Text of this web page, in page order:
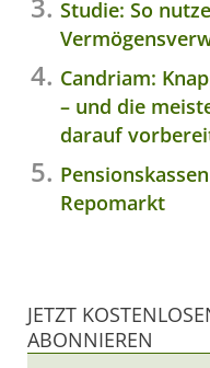
Studie: So
Candriam:
– und die
darauf
Repomarkt
JETZT
ABONNIEREN